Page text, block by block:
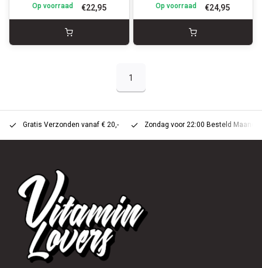
€22,95
Op voorraad €24,95
Op voorraad
1
Gratis Verzonden vanaf € 20,- Zondag voor 22:00 Besteld